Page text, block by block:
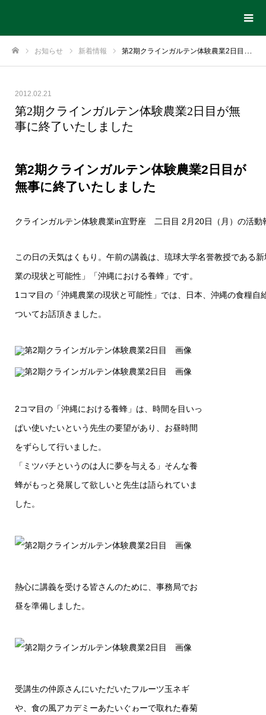
お知らせ 新着情報 第2期クラインガルテン体験農業2日目が無事に終了いたしました
2012.02.21
第2期クラインガルテン体験農業2日目が無
事に終了いたしました
第2期クラインガルテン体験農業2日目が
無事に終了いたしました
クラインガルテン体験農業in宜野座 二日目 2月20日（月）の活動
この日の天気はくもり。午前の講義は、琉球大学名誉教授である
業の現状と可能性」「沖縄における養蜂」です。
1コマ目の「沖縄農業の現状と可能性」では、日本、沖縄の食糧自
ついてお話頂きました。
2コマ目の「沖縄における養蜂」は、時間を目いっ
ぱい使いたいという先生の要望があり、お昼時間
をずらして行いました。
「ミツバチというのは人に夢を与える」そんな養
蜂がもっと発展して欲しいと先生は語られていま
した。
熱心に講義を受ける皆さんのために、事務局でお
昼を準備しました。
受講生の仲原さんにいただいたフルーツ玉ネギ
や、食の風アカデミーあたいぐゎーで取れた春菊